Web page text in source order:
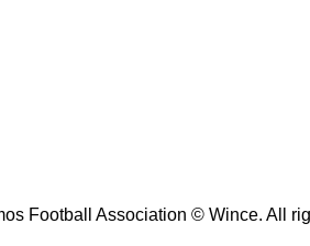
Football Association © Wince. All